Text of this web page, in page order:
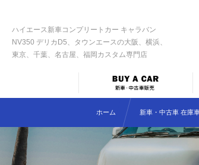
ハイエース新車コンプリートカー キャラバン
NV350 デリカD5、タウンエースの大阪、横浜、
東京、千葉、名古屋、福岡カスタム専門店
ホーム 新車・中古車 在庫